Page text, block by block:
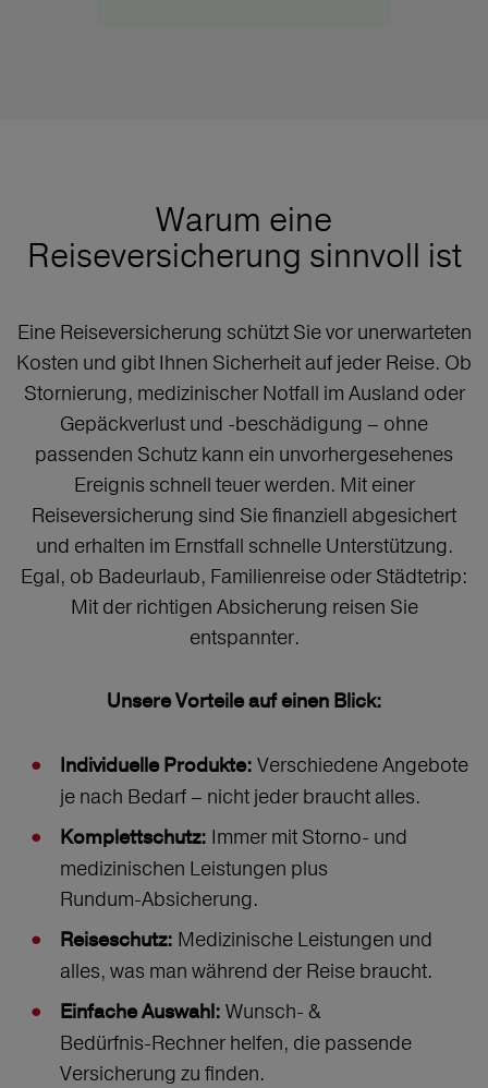
Warum eine
Reiseversicherung sinnvoll ist
Eine Reiseversicherung schützt Sie vor unerwarteten
Kosten und gibt Ihnen Sicherheit auf jeder Reise. Ob
Stornierung, medizinischer Notfall im Ausland oder
Gepäckverlust und -beschädigung – ohne
passenden Schutz kann ein unvorhergesehenes
Ereignis schnell teuer werden. Mit einer
Reiseversicherung sind Sie finanziell abgesichert
und erhalten im Ernstfall schnelle Unterstützung.
Egal, ob Badeurlaub, Familienreise oder Städtetrip:
Mit der richtigen Absicherung reisen Sie
entspannter.
Unsere Vorteile auf einen Blick:
Individuelle Produkte: Verschiedene Angebote
je nach Bedarf – nicht jeder braucht alles.
Komplettschutz: Immer mit Storno‑ und
medizinischen Leistungen plus
Rundum‑Absicherung.
Reiseschutz: Medizinische Leistungen und
alles, was man während der Reise braucht.
Einfache Auswahl: Wunsch‑ &
Bedürfnis‑Rechner helfen, die passende
Versicherung zu finden.